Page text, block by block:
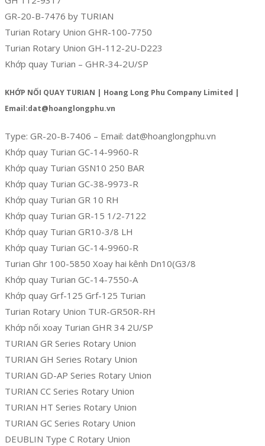
GR-20-B-7476 by TURIAN
Turian Rotary Union GHR-100-7750
Turian Rotary Union GH-112-2U-D223
Khớp quay Turian – GHR-34-2U/SP
KHỚP NỐI QUAY TURIAN | Hoang Long Phu Company Limited |
Email:dat@hoanglongphu.vn
Type: GR-20-B-7406 – Email: dat@hoanglongphu.vn
Khớp quay Turian GC-14-9960-R
Khớp quay Turian GSN10 250 BAR
Khớp quay Turian GC-38-9973-R
Khớp quay Turian GR 10 RH
Khớp quay Turian GR-15 1/2-7122
Khớp quay Turian GR10-3/8 LH
Khớp quay Turian GC-14-9960-R
Turian Ghr 100-5850 Xoay hai kênh Dn10(G3/8
Khớp quay Turian GC-14-7550-A
Khớp quay Grf-125 Grf-125 Turian
Turian Rotary Union TUR-GR50R-RH
Khớp nối xoay Turian GHR 34 2U/SP
TURIAN GR Series Rotary Union
TURIAN GH Series Rotary Union
TURIAN GD-AP Series Rotary Union
TURIAN CC Series Rotary Union
TURIAN HT Series Rotary Union
TURIAN GC Series Rotary Union
DEUBLIN Type C Rotary Union